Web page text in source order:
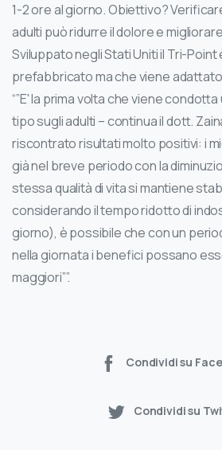
1-2 ore al giorno. Obiettivo?
adulti può ridurre il dolore e migliorare
Sviluppato negli Stati Uniti il Tri-
prefabbricato ma che viene
“”E' la prima volta che viene
tipo sugli adulti – continua il dott.
riscontrato risultati molto positivi: i
già nel breve periodo con la
stessa qualità di vita si mantiene
considerando il tempo ridotto di
giorno), è possibile che con un
nella giornata i benefici possano
maggiori””.
Condividi su
Condividi su